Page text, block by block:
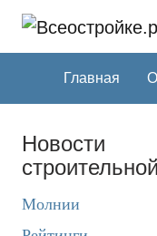
Главная
Новости
Молнии